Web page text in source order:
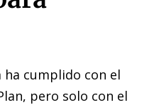
ha cumplido con el
pero solo con el